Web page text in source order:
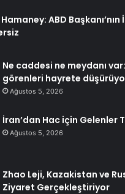
ABD Başkanı’nın
Ne caddesi ne meydanı
görenleri hayrete
Ağustos 5, 2026
İran’dan Hac için Gelenler
Ağustos 5, 2026
Zhao Leji, Kazakistan ve
Ziyaret Gerçekleştiriyor